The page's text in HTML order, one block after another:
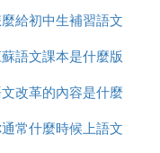
很多，比如：
、 鄂教版 、 魯教
、 浙教版 、 河
簡稱為人教版。小
是大多數學校所用
給初中生補習語文
語文課本是什麼版
本
改革的內容是什麼
樣的
常什麼時候上語文